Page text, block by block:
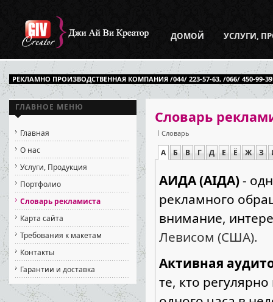
ДОМОЙ УСЛУГИ,
РЕКЛАМНО ПРОИЗВОДСТВЕННАЯ КОМПАНИЯ /044/ 223-57-63, /066/ 450-99-39
Словарь
Словарь
А Б В Г Д Е Ё Ж З
АИДА (AIДА)-
рекламного
внимание,
Левисом (США).
Активная
те, кто
ГЛАВНОЕ МЕНЮ
Главная
О нас
Услуги, Продукция
Портфолио
Словарь рекламиста
Карта сайта
Требования к макетам
Контакты
Гарантии и доставка